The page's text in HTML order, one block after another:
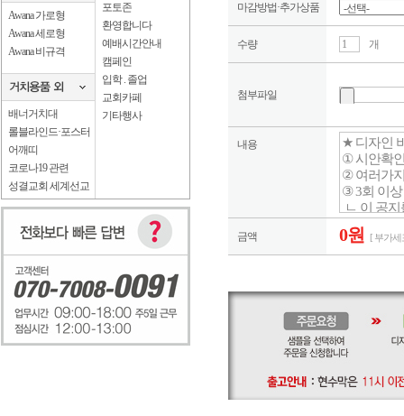
Awana 가로형
Awana 세로형
Awana 비규격
배너거치대
롤블라인드·포스터
어깨띠
코로나19 관련
성결교회 세계선교
포토존
환영합니다
예배시간안내
캠페인
입학 . 졸업
교회카페
기타행사
마감방법·추가상품
수량 개
첨부파일
내용
금액 0원 [ 부가세